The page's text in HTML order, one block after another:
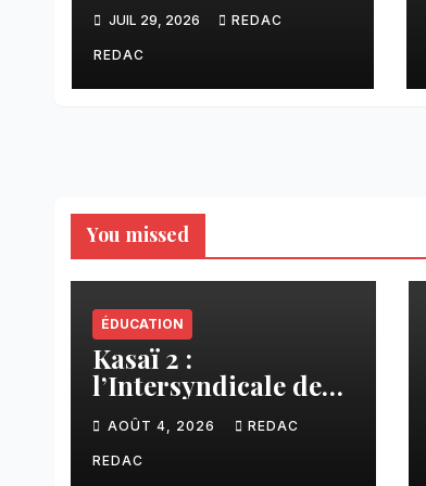
largement à
construire -
Chronique du
JUIL 29, 2026 REDAC
REDAC
You missed
ÉDUCATION
Kasaï 2 :
l’Intersyndicale des
enseignants dénonce
une contribution
financière imposée
AOÛT 4, 2026 REDAC
REDAC